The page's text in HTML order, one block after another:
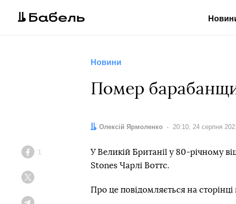
Новини
Помер
Автор:
Олексій Ярмоленко Дата:
20:10, 24 серпня
Facebook
1
У Великій Британії у 80-річному
Stones Чарлі Воттс.
Про це повідомляється на